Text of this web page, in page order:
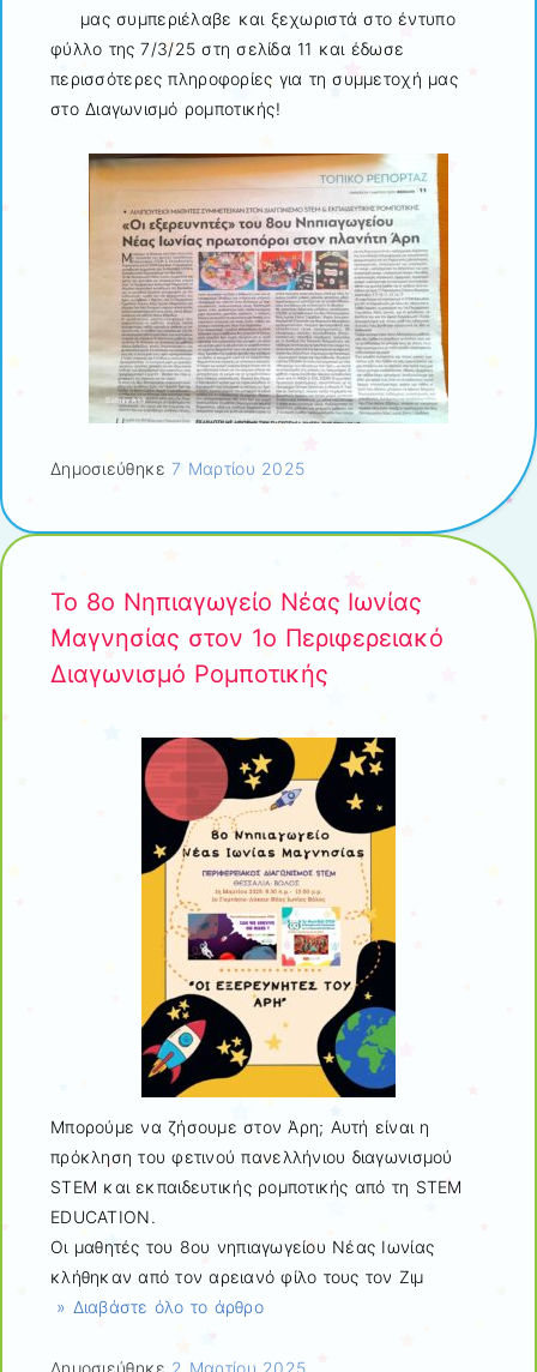
μας συμπεριέλαβε και ξεχωριστά στο έντυπο
φύλλο της 7/3/25 στη σελίδα 11 και έδωσε
περισσότερες πληροφορίες για τη συμμετοχή μας
στο Διαγωνισμό ρομποτικής!
Δημοσιεύθηκε7 Μαρτίου 2025
Το 8ο Νηπιαγωγείο Νέας Ιωνίας
Μαγνησίας στον 1ο Περιφερειακό
Διαγωνισμό Ρομποτικής
Μπορούμε να ζήσουμε στον Άρη; Αυτή είναι η
πρόκληση του φετινού πανελλήνιου διαγωνισμού
STEM και εκπαιδευτικής ρομποτικής από τη STEM
EDUCATION.
Οι μαθητές του 8ου νηπιαγωγείου Νέας Ιωνίας
κλήθηκαν από τον αρειανό φίλο τους τον Ζιμ
» Διαβάστε όλο το άρθρο
Δημοσιεύθηκε 2 Μαρτίου 2025